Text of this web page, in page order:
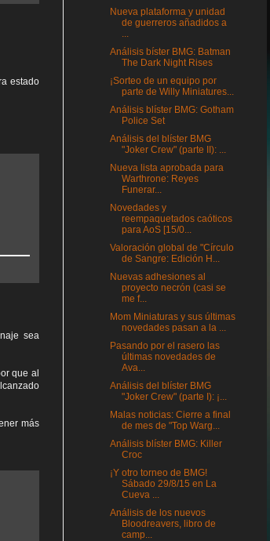
estado
sea
que al
más
Nueva plataforma y unidad
de guerreros añadidos a
...
Análisis bíster BMG: Batman
The Dark Night Rises
¡Sorteo de un equipo por
parte de Willy Miniatures...
Análisis blíster BMG: Gotham
Police Set
Análisis del blíster BMG
"Joker Crew" (parte II): ...
Nueva lista aprobada para
Warthrone: Reyes
Funerar...
Novedades y
reempaquetados caóticos
para AoS [15/0...
Valoración global de "Círculo
de Sangre: Edición H...
Nuevas adhesiones al
proyecto necrón (casi se
me f...
Mom Miniaturas y sus últimas
novedades pasan a la ...
Pasando por el rasero las
últimas novedades de
Ava...
Análisis del blíster BMG
"Joker Crew" (parte I): ¡...
Malas noticias: Cierre a final
de mes de "Top Warg...
Análisis blíster BMG: Killer
Croc
¡Y otro torneo de BMG!
Sábado 29/8/15 en La
Cueva ...
Análisis de los nuevos
Bloodreavers, libro de
camp...